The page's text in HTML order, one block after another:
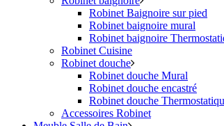
Robinet Baignoire sur pied
Robinet baignoire mural
Robinet baignoire
Robinet Cuisine
Robinet douche
Robinet douche Mural
Robinet douche encastré
Robinet douche
Accessoires Robinet